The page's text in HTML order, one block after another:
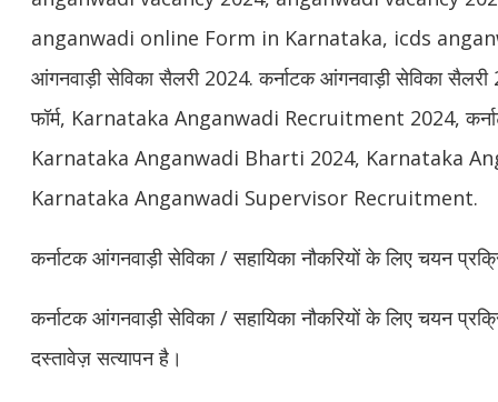
anganwadi online Form in Karnataka, icds
आंगनवाड़ी सेविका सैलरी 2024. कर्नाटक आंगनवाड़ी सेविका
फॉर्म, Karnataka Anganwadi Recruitment 2024,
Karnataka Anganwadi Bharti 2024, Karnataka
Karnataka Anganwadi Supervisor Recruitment.
कर्नाटक आंगनवाड़ी सेविका / सहायिका नौकरियों के लिए चयन
कर्नाटक आंगनवाड़ी सेविका / सहायिका नौकरियों के लिए चयन
दस्तावेज़ सत्यापन है।